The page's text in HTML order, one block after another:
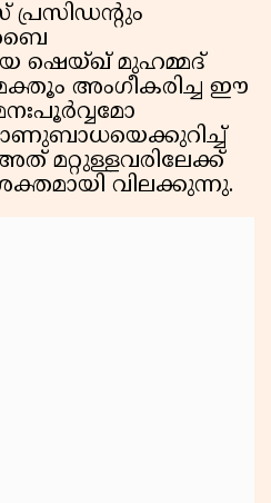
ഷെയ്ഖ് മുഹമ്മദ്
അംഗീകരിച്ച ഈ
മറ്റുള്ളവരിലേക്ക്
വിലക്കുന്നു.